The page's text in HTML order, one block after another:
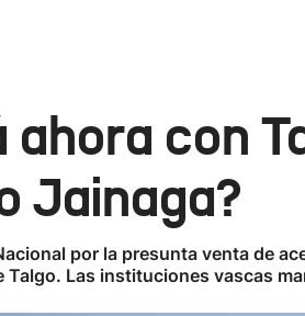
ahora con
Jainaga?
por la presunta venta de
Talgo. Las instituciones vascas